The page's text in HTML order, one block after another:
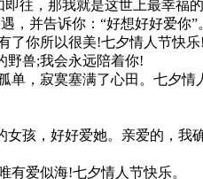
往，那我就是这世上最幸福
，并告诉你：“好想好好爱你”
了你所以很美!七夕情人节快乐!
野兽;我会永远陪着你!
，寂寞塞满了心田。七夕情
孩，好好爱她。亲爱的，我
爱似海!七夕情人节快乐。